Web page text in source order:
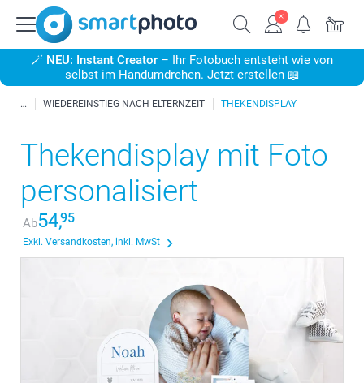
🪄 NEU: Instant Creator – Ihr Fotobuch entsteht wie von
selbst im Handumdrehen. Jetzt erstellen 📖
WIEDEREINSTIEG NACH ELTERNZEIT THEKENDISPLAY
Thekendisplay mit Foto
personalisiert
Ab54,95
Exkl. Versandkosten, inkl. MwSt